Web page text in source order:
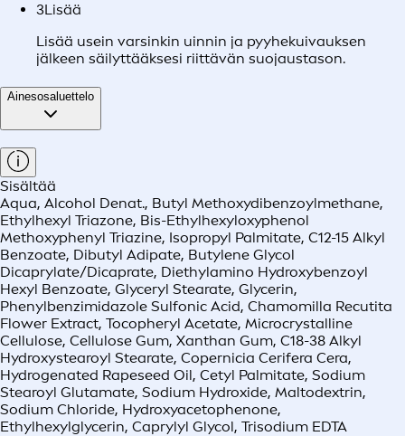
3Lisää
Lisää usein varsinkin uinnin ja pyyhekuivauksen
jälkeen säilyttääksesi riittävän suojaustason.
Ainesosaluettelo
Sisältää
Aqua, Alcohol Denat., Butyl Methoxydibenzoylmethane,
Ethylhexyl Triazone, Bis-Ethylhexyloxyphenol
Methoxyphenyl Triazine, Isopropyl Palmitate, C12-15 Alkyl
Benzoate, Dibutyl Adipate, Butylene Glycol
Dicaprylate/Dicaprate, Diethylamino Hydroxybenzoyl
Hexyl Benzoate, Glyceryl Stearate, Glycerin,
Phenylbenzimidazole Sulfonic Acid, Chamomilla Recutita
Flower Extract, Tocopheryl Acetate, Microcrystalline
Cellulose, Cellulose Gum, Xanthan Gum, C18-38 Alkyl
Hydroxystearoyl Stearate, Copernicia Cerifera Cera,
Hydrogenated Rapeseed Oil, Cetyl Palmitate, Sodium
Stearoyl Glutamate, Sodium Hydroxide, Maltodextrin,
Sodium Chloride, Hydroxyacetophenone,
Ethylhexylglycerin, Caprylyl Glycol, Trisodium EDTA